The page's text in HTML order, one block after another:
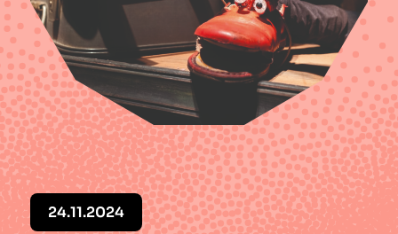
Équipe
Instances
Offres d'emploi
Le périodique
Infos pratiques
Contact
24.11.2024